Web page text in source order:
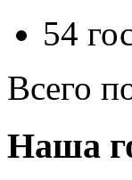
54
Всего
Наша